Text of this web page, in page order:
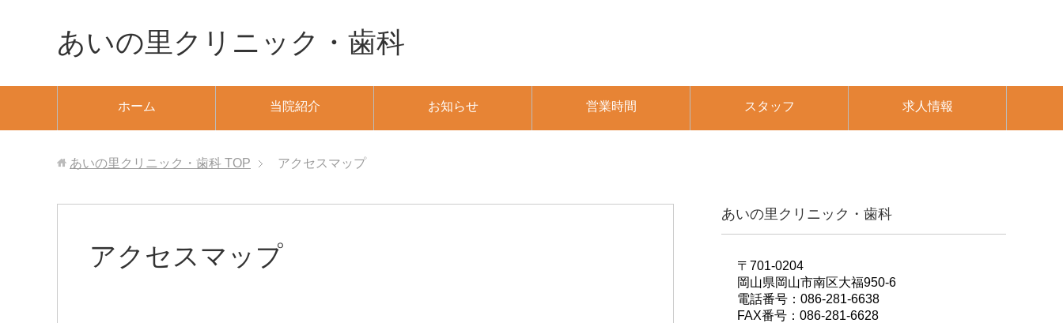
あいの里クリニック・歯科
ホーム 当院紹介 お知らせ 営業時間 スタッフ 求人情報
あいの里クリニック・歯科 TOP アクセスマップ
アクセスマップ
あいの里クリニック・歯科
〒701-0204
岡山県岡山市南区大福950-6
電話番号：086-281-6638
FAX番号：086-281-6628